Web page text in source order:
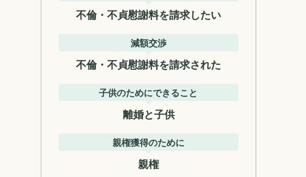
不倫・不貞慰謝料を請求したい
減額交渉
不倫・不貞慰謝料を請求された
子供のためにできること
離婚と子供
親権獲得のために
親権